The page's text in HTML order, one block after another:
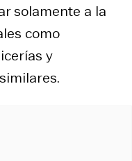
solamente a la
como
y